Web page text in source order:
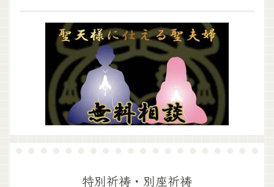
特別祈祷・別座祈祷